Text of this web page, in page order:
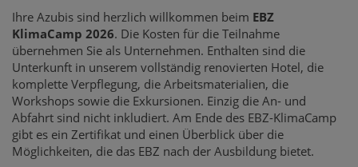
Ihre Azubis sind herzlich willkommen beim EBZ
KlimaCamp 2026. Die Kosten für die Teilnahme
übernehmen Sie als Unternehmen. Enthalten sind die
Unterkunft in unserem vollständig renovierten Hotel, die
komplette Verpflegung, die Arbeitsmaterialien, die
Workshops sowie die Exkursionen. Einzig die An- und
Abfahrt sind nicht inkludiert. Am Ende des EBZ-KlimaCamp
gibt es ein Zertifikat und einen Überblick über die
Möglichkeiten, die das EBZ nach der Ausbildung bietet.